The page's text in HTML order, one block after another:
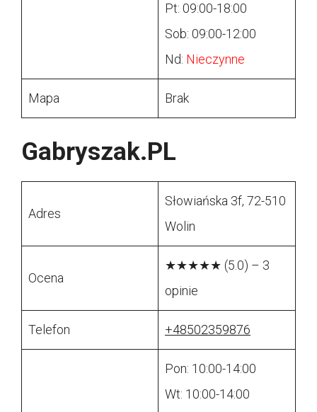
Pt: 09:00-18:00
Sob: 09:00-12:00
Nd: Nieczynne
Mapa Brak
Gabryszak.PL
Adres
Słowiańska 3f, 72-510
Wolin
Ocena
★★★★★ (5.0) – 3
opinie
Telefon +48502359876
Pon: 10:00-14:00
Wt: 10:00-14:00